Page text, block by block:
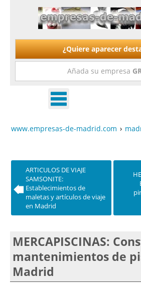
¿Quiere aparecer
Añada su empresa
www.empresas-de-madrid.com ›
ARTICULOS DE VIAJE
SAMSONITE:
Establecimientos de
maletas y artículos de viaje
en Madrid
MERCAPISCINAS:
mantenimientos de
Madrid